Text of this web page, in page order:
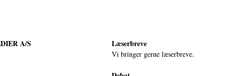
A/S Læserbreve
Vi bringer gerne læserbreve.